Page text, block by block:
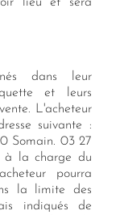
dans leur
et leurs
L'acheteur
suivante :
Somain. 03 27
à la charge du
pourra
la limite des
indiqués de